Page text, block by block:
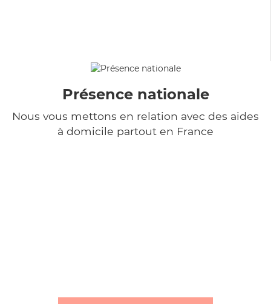
Présence nationale
Nous vous mettons en relation avec des aides
à domicile partout en France